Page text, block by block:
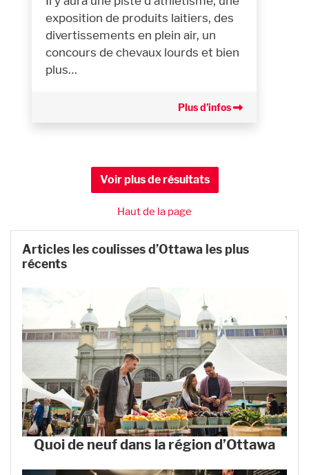
exposition de produits laitiers, des
divertissements en plein air, un
concours de chevaux lourds et bien
plus…
Plus d’infos
Voir plus de résultats
Haut de la page
Articles les coulisses d’Ottawa les plus
récents
Quoi de neuf dans la région d’Ottawa